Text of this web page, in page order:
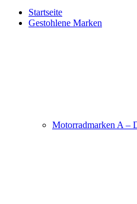
Startseite
Gestohlene Marken
Motorradmarken A –